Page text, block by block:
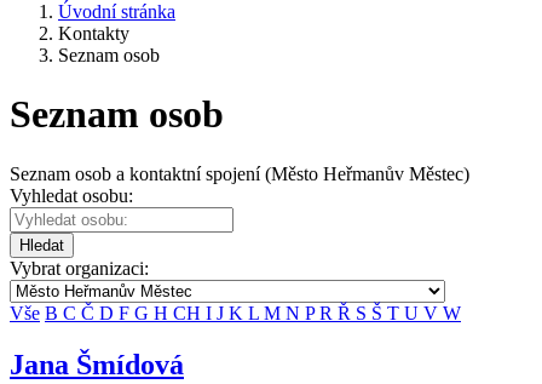
Úvodní stránka
Kontakty
Seznam osob
Seznam osob
Seznam osob a kontaktní spojení (Město Heřmanův Městec)
Vyhledat osobu:
Hledat
Vybrat organizaci:
Vše B C Č D F G H CH I J K L M N PR Ř S Š T U V W
Jana Šmídová